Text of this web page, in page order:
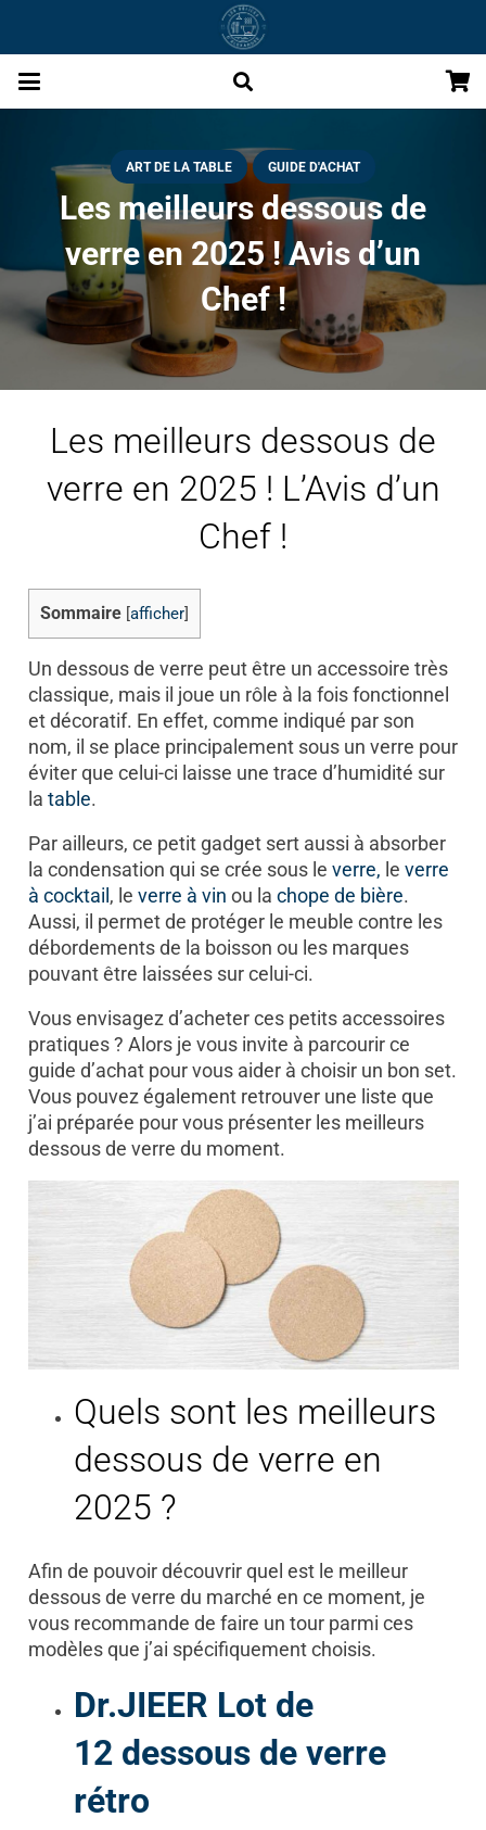
ART DE LA TABLE GUIDE D'ACHAT
Les meilleurs dessous de
verre en 2025 ! Avis d’un
Chef !
Les meilleurs dessous de
verre en 2025 ! L’Avis d’un
Chef !
Sommaire afficher]
Un dessous de verre peut être un accessoire très
classique, mais il joue un rôle à la fois fonctionnel
et décoratif. En effet, comme indiqué par son
nom, il se place principalement sous un verre pour
éviter que celui-ci laisse une trace d’humidité sur
la table.
Par ailleurs, ce petit gadget sert aussi à absorber
la condensation qui se crée sous le verre, le verre
à cocktail, le verre à vin ou la chope de bière.
Aussi, il permet de protéger le meuble contre les
débordements de la boisson ou les marques
pouvant être laissées sur celui-ci.
Vous envisagez d’acheter ces petits accessoires
pratiques ? Alors je vous invite à parcourir ce
guide d’achat pour vous aider à choisir un bon set.
Vous pouvez également retrouver une liste que
j’ai préparée pour vous présenter les meilleurs
dessous de verre du moment.
Quels sont les meilleurs
dessous de verre en
2025 ?
Afin de pouvoir découvrir quel est le meilleur
dessous de verre du marché en ce moment, je
vous recommande de faire un tour parmi ces
modèles que j’ai spécifiquement choisis.
Dr.JIEER Lot de
12 dessous de verre
rétro